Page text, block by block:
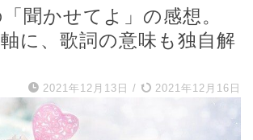
聞かせてよ」の感想。
軸に、歌詞の意味も独自解
2021年12月13日 / 2021年12月16日